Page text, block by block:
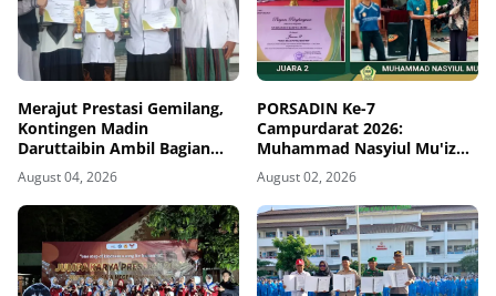
Merajut Prestasi Gemilang,
Kontingen Madin
Daruttaibin Ambil Bagian
Penuh dan Berjaya dalam
Seleksi PORSADIN
Campurdarat 2026
August 04, 2026
PORSADIN Ke-7
Campurdarat 2026:
Muhammad Nasyiul Mu'iz
Sukses Raih Juara 2 Tenis
Meja Putra Wustho
August 02, 2026